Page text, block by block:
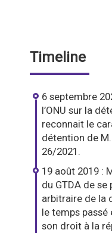
Timeline
6 septembre
l’ONU sur la
reconnait le
détention de M.
26/2021.
19 août 2019 :
du GTDA de
arbitraire de la
le temps
son droit à la